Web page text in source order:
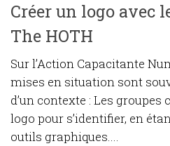
Créer un logo avec
The HOTH
Sur l’Action Capacitante
mises en situation sont
d’un contexte : Les
logo pour s’identifier, en
outils graphiques....